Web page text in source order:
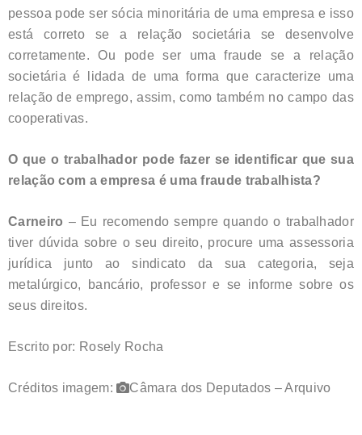
pessoa pode ser sócia minoritária de uma empresa e isso
está correto se a relação societária se desenvolve
corretamente. Ou pode ser uma fraude se a relação
societária é lidada de uma forma que caracterize uma
relação de emprego, assim, como também no campo das
cooperativas.
O que o trabalhador pode fazer se identificar que sua
relação com a empresa é uma fraude trabalhista?
Carneiro – Eu recomendo sempre quando o trabalhador
tiver dúvida sobre o seu direito, procure uma assessoria
jurídica junto ao sindicato da sua categoria, seja
metalúrgico, bancário, professor e se informe sobre os
seus direitos.
Escrito por: Rosely Rocha
Créditos imagem: Câmara dos Deputados – Arquivo